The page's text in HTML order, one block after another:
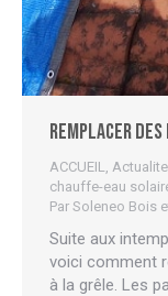
Remplacer
ACCUEIL, Actualite
chauffe-eau
Par Soleneo Bois
Suite aux
voici comment
à la grêle. Les